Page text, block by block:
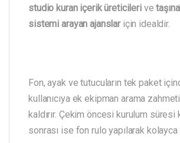
studio kuran içerik üreticilerive
sistemi arayan ajanslariçin idealdir.
Fon, ayak ve tutucuların tek paket
kullanıcıya ek ekipman arama
kaldırır. Çekim öncesi kurulum süresi
sonrası ise fon rulo yapılarak kolayca